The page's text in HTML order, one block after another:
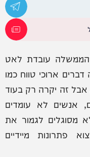
"הממשלה עובדת לאט
ארוכי טווח כמו
זה יקרה רק בעוד
אנשים לא עומדים
מסוגלים לגמור את
פתרונות מיידיים